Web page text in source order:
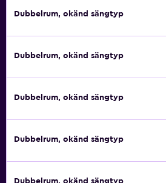
Dubbelrum, okänd sängtyp
Dubbelrum, okänd sängtyp
Dubbelrum, okänd sängtyp
Dubbelrum, okänd sängtyp
Dubbelrum, okänd sängtyp